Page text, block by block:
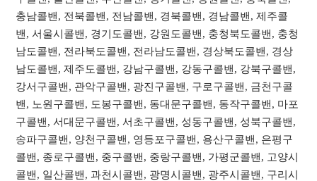
충남콜밴, 전북콜밴, 전남콜밴, 경북콜밴, 경남콜밴, 제주콜
밴, 서울시콜밴, 경기도콜밴, 강원도콜밴, 충청북도콜밴, 충청
남도콜밴, 전라북도콜밴, 전라남도콜밴, 경상북도콜밴, 경상
남도콜밴, 제주도콜밴, 강남구콜밴, 강동구콜밴, 강북구콜밴,
강서구콜밴, 관악구콜밴, 광진구콜밴, 구로구콜밴, 금천구콜
밴, 노원구콜밴, 도봉구콜밴, 동대문구콜밴, 동작구콜밴, 마포
구콜밴, 서대문구콜밴, 서초구콜밴, 성동구콜밴, 성북구콜밴,
송파구콜밴, 양천구콜밴, 영등포구콜밴, 용산구콜밴, 은평구
콜밴, 종로구콜밴, 중구콜밴, 중랑구콜밴, 가평군콜밴, 고양시
콜밴, 일산콜밴, 과천시콜밴, 광명시콜밴, 광주시콜밴, 구리시